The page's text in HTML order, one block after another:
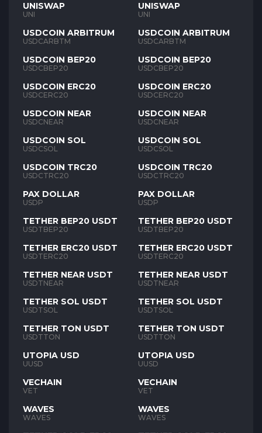
UNISWAP
UNI
USDCOIN ARBITRUM
USDCARBTM
USDCOIN BEP20
USDCBEP20
USDCOIN ERC20
USDCERC20
USDCOIN NEAR
USDCNEAR
USDCOIN SOL
USDCSOL
USDCOIN TRC20
USDCTRC20
PAX DOLLAR
USDP
TETHER BEP20 USDT
USDTBEP20
TETHER ERC20 USDT
USDTERC20
TETHER NEAR USDT
USDTNEAR
TETHER SOL USDT
USDTSOL
TETHER TON USDT
USDTTON
UTOPIA USD
UUSD
VECHAIN
VET
WAVES
WAVES
UNISWAP
UNI
USDCOIN ARBITRUM
USDCARBTM
USDCOIN BEP20
USDCBEP20
USDCOIN ERC20
USDCERC20
USDCOIN NEAR
USDCNEAR
USDCOIN SOL
USDCSOL
USDCOIN TRC20
USDCTRC20
PAX DOLLAR
USDP
TETHER BEP20 USDT
USDTBEP20
TETHER ERC20 USDT
USDTERC20
TETHER NEAR USDT
USDTNEAR
TETHER SOL USDT
USDTSOL
TETHER TON USDT
USDTTON
UTOPIA USD
UUSD
VECHAIN
VET
WAVES
WAVES